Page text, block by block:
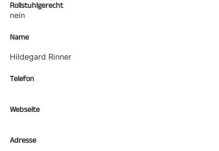
Rollstuhlgerecht
nein
Name
Hildegard Rinner
Telefon
Webseite
Adresse